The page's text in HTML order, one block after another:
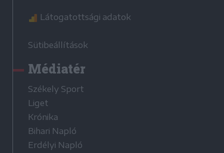
Látogatottsági adatok
Sütibeállítások
Médiatér
Székely Sport
Liget
Krónika
Bihari Napló
Erdélyi Napló